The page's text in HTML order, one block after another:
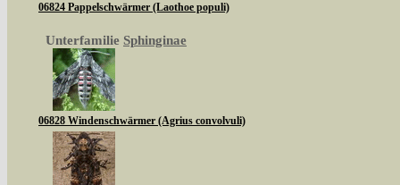
06824 Pappelschwärmer (Laothoe populi)
Unterfamilie Sphinginae
06828 Windenschwärmer (Agrius convolvuli)